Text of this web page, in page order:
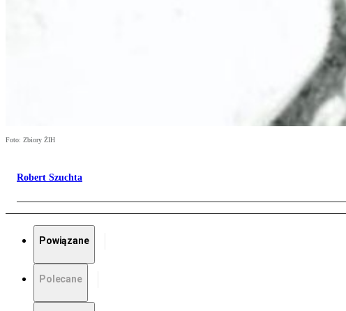
Foto: Zbiory ŻIH
Robert Szuchta
Powiązane
Polecane